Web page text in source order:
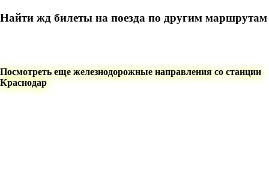
Найти жд билеты на поезда по другим маршрутам
Посмотреть еще железнодорожные направления со станции
Краснодар